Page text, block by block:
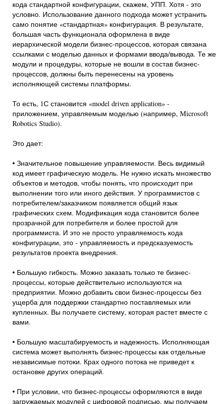
кода стандартной конфигурации, скажем, УПП. Хотя - это
условно. Использование данного подхода может устранить
само понятие «стандартная» конфигурация. В результате,
большая часть функционала оформлена в виде
иерархической модели бизнес-процессов, которая связана
ссылками с моделью данных и формами ввода/вывода. Те же
модули и процедуры, которые не вошли в состав бизнес-
процессов, должны быть перенесены на уровень
исполняющей системы платформы.
То есть, 1С становится «model driven application» -
приложением, управляемым моделью (например, Microsoft
Robotics Studio).
Это дает:
• Значительное повышение управляемости. Весь видимый
код имеет графическую модель. Не нужно искать множество
объектов и методов, чтобы понять, что происходит при
выполнении того или иного действия. У программистов с
потребителем/заказчиком появляется общий язык
графических схем. Модификация кода становится более
прозрачной для потребителя и более простой для
программиста. И это не просто управляемость кода
конфигурации, это - управляемость и предсказуемость
результатов проекта внедрения.
• Большую гибкость. Можно заказать только те бизнес-
процессы, которые действительно используются на
предприятии. Можно добавить свои бизнес-процессы без
ущерба для поддержки стандартно поставляемых или
купленных. Вы получаете систему, которая растет вместе с
вами.
• Большую масштабируемость и надежность. Исполняющая
система может выполнять бизнес-процессы как отдельные
независимые потоки. Крах одного потока не приведет к
остановке других операций.
• При условии, что бизнес-процессы оформляются в виде
загружаемых модулей с цифровой подписью, мы получаем